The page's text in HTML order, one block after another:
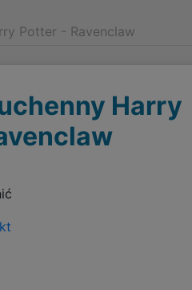
Potter - Ravenclaw
Harry